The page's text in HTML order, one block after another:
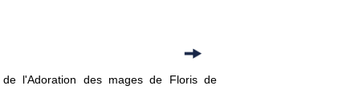
l'Adoration des mages de Floris de